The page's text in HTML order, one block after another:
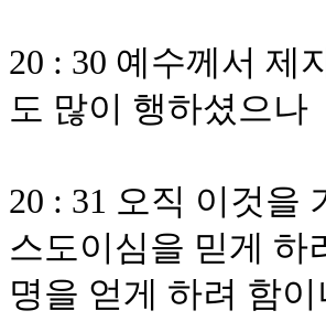
20 : 30 예수께서 제
도 많이 행하셨으나
20 : 31 오직 이것을
스도이심을 믿게 하
명을 얻게 하려 함